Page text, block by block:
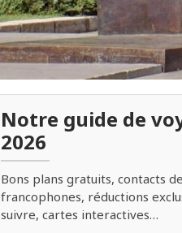
Notre guide de
2026
Bons plans gratuits, contacts
francophones, réductions
suivre, cartes interactives…